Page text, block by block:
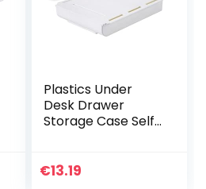
Plastics Under
Desk Drawer
Storage Case Self-
Organizing with
€13.19